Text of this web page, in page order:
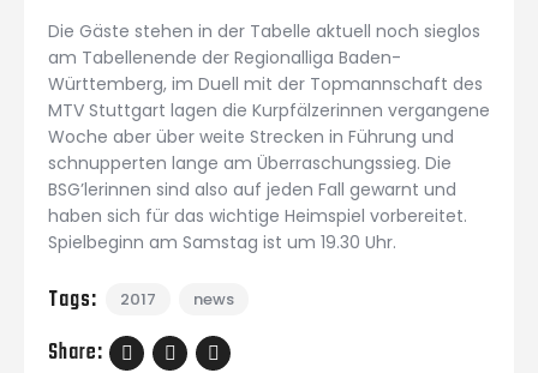
Die Gäste stehen in der Tabelle aktuell noch sieglos
am Tabellenende der Regionalliga Baden-
Württemberg, im Duell mit der Topmannschaft des
MTV Stuttgart lagen die Kurpfälzerinnen vergangene
Woche aber über weite Strecken in Führung und
schnupperten lange am Überraschungssieg. Die
BSG’lerinnen sind also auf jeden Fall gewarnt und
haben sich für das wichtige Heimspiel vorbereitet.
Spielbeginn am Samstag ist um 19.30 Uhr.
Tags: 2017 news
Share: